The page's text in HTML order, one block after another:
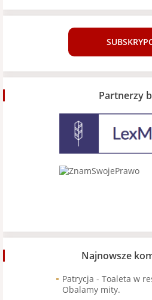
Partnerzy
Najnowsze
Patrycja - Toaleta w
Obalamy mity.